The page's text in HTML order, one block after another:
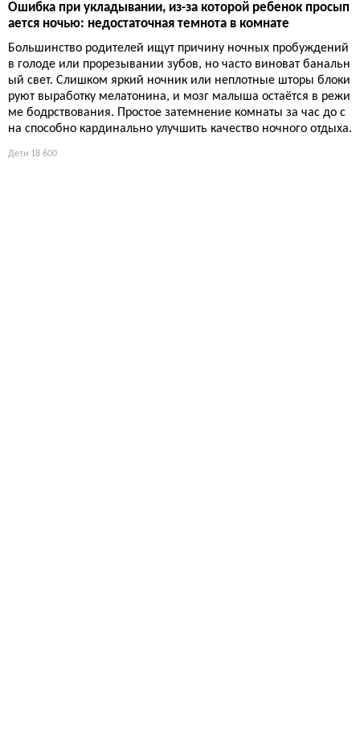
Ошибка при укладывании, из-за которой ребенок просып
ается ночью: недостаточная темнота в комнате
Большинство родителей ищут причину ночных пробуждений
в голоде или прорезывании зубов, но часто виноват банальн
ый свет. Слишком яркий ночник или неплотные шторы блоки
руют выработку мелатонина, и мозг малыша остаётся в режи
ме бодрствования. Простое затемнение комнаты за час до с
на способно кардинально улучшить качество ночного отдыха.
Дети 18 600